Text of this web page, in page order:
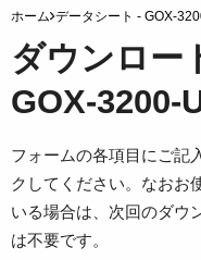
ホーム データシート - GOX-
ダウンロー
GOX-3200-
フォームの各項目にご記
クしてください。なおお
いる場合は、次回のダウ
は不要です。